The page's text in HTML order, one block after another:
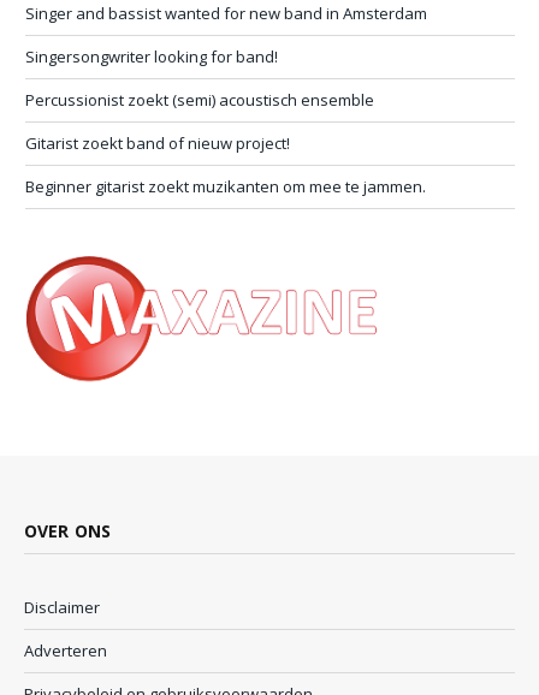
Singer and bassist wanted for new band in Amsterdam
Singersongwriter looking for band!
Percussionist zoekt (semi) acoustisch ensemble
Gitarist zoekt band of nieuw project!
Beginner gitarist zoekt muzikanten om mee te jammen.
OVER ONS
Disclaimer
Adverteren